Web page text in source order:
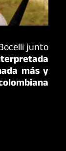
junto
más y